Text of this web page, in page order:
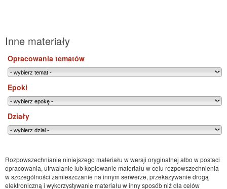
Inne materiały
Opracowania tematów
Epoki
Działy
Rozpowszechnianie niniejszego materiału w wersji oryginalnej albo w postaci
opracowania, utrwalanie lub kopiowanie materiału w celu rozpowszechnienia
w szczególności zamieszczanie na innym serwerze, przekazywanie drogą
elektroniczną i wykorzystywanie materiału w inny sposób niż dla celów